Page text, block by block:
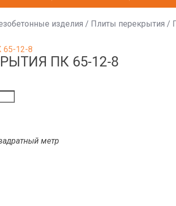
изделия / Плиты перекрытия /
ПК 65-12-8
метр